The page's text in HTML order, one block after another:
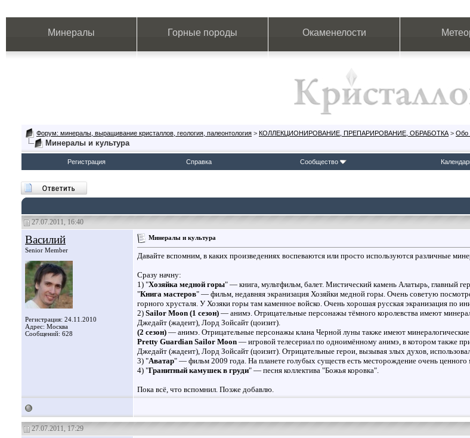
Минералы Горные породы Окаменелости
Форум: минералы, выращивание кристаллов, геология, палеонтология > КОЛЛЕКЦИОНИРОВАНИЕ, ПРЕПАРИРОВАНИЕ, ОБРАБОТКА > Обо
Минералы и культура
Регистрация Справка Сообщество
27.07.2011, 16:40
Василий
Senior Member
Регистрация: 24.11.2010
Адрес: Москва
Сообщений: 628
Минералы и культура
Давайте вспомним, в каких произведениях воспеваются или просто используются различные
Сразу начну:
1) "Хозяйка медной горы" — книга, мультфильм, балет. Мистический камень Алатырь, главный
"Книга мастеров" — фильм, недавняя экранизация Хозяйки медной горы. Очень советую
горного хрусталя. У Хозяки горы там каменное войско. Очень хорошая русская экранизация по
2) Sailor Moon (1 сезон) — анимэ. Отрицательные персонажы тёмного королевства имеют
Джедайт (жадеит), Лорд Зойсайт (цоизит).
(2 сезон) — анимэ. Отрицательные персонажы клана Черной луны также имеют
Pretty Guardian Sailor Moon — игровой телесериал по одноимённому анимэ, в котором также
Джедайт (жадеит), Лорд Зойсайт (цоизит). Отрицательные герои, вызывая злых духов,
3) "Аватар" — фильм 2009 года. На планете голубых существ есть месторождение очень
4) "Гранитный камушек в груди" — песня коллектива "Божья коровка".
Пока всё, что вспомнил. Позже добавлю.
27.07.2011, 17:29